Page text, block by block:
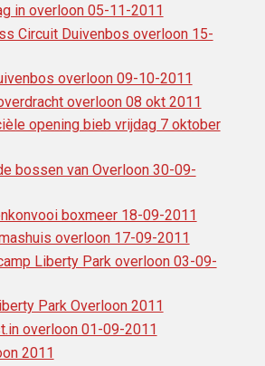
in overloon 05-11-2011
Circuit Duivenbos overloon 15-
overloon 09-10-2011
overloon 08 okt 2011
opening bieb vrijdag 7 oktober
bossen van Overloon 30-09-
boxmeer 18-09-2011
overloon 17-09-2011
Liberty Park overloon 03-09-
Park Overloon 2011
overloon 01-09-2011
2011